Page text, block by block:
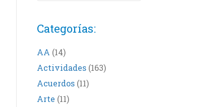
Categorías:
AA (14)
Actividades(163)
Acuerdos(11)
Arte (11)